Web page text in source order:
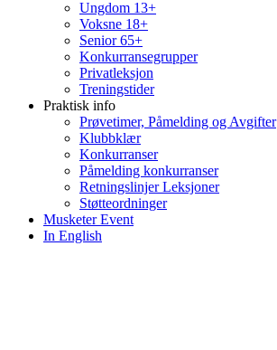
Ungdom 13+
Voksne 18+
Senior 65+
Konkurransegrupper
Privatleksjon
Treningstider
Praktisk info
Prøvetimer, Påmelding og Avgifter
Klubbklær
Konkurranser
Påmelding konkurranser
Retningslinjer Leksjoner
Støtteordninger
Musketer Event
In English